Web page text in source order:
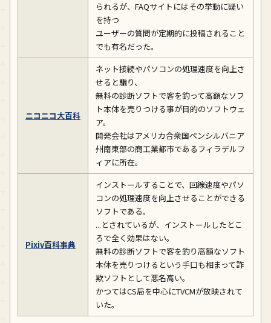
られるが、FAQサイトにはその挙動に疑い
を持つ
ユーザーの質問が定期的に投稿されること
でも有名だった。
ニコニコ大百科
ネット接続やパソコンの処理速度を向上さ
せると騙り、
無料の診断ソフトで客を釣って高額なソフ
ト本体を売りつける事が目的のソフトウェ
ア。
開発会社はアメリカ合衆国ペンシルバニア
州南東部の商工業都市であるフィラデルフ
ィアに所在。
Pixiv百科事典
インストールすることで、回線速度やパソ
コンの処理速度を向上させることができる
ソフトである。
...とされているが、インストールしたとこ
ろで全く効果はない。
無料の診断ソフトで客を釣り高額なソフト
本体を売りつけるという手口も相まって詐
欺ソフトとして悪名高い。
かつてはCS局を中心にTVCMが放映されて
いた。